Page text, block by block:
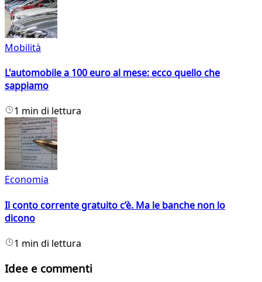
Mobilità
L'automobile a 100 euro al mese: ecco quello che
sappiamo
1 min di lettura
Economia
Il conto corrente gratuito c’è. Ma le banche non lo
dicono
1 min di lettura
Idee e commenti